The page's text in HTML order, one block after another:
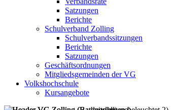
Satzungen
Berichte
Schulverband Zolling
Schulverbandssitzungen
Berichte
Satzungen
Geschäftsordnungen
Mitgliedsgemeinden der VG
Volkshochschule
Kursangebote